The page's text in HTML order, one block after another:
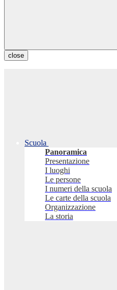
close
Scuola
Panoramica
Presentazione
I luoghi
Le persone
I numeri della scuola
Le carte della scuola
Organizzazione
La storia